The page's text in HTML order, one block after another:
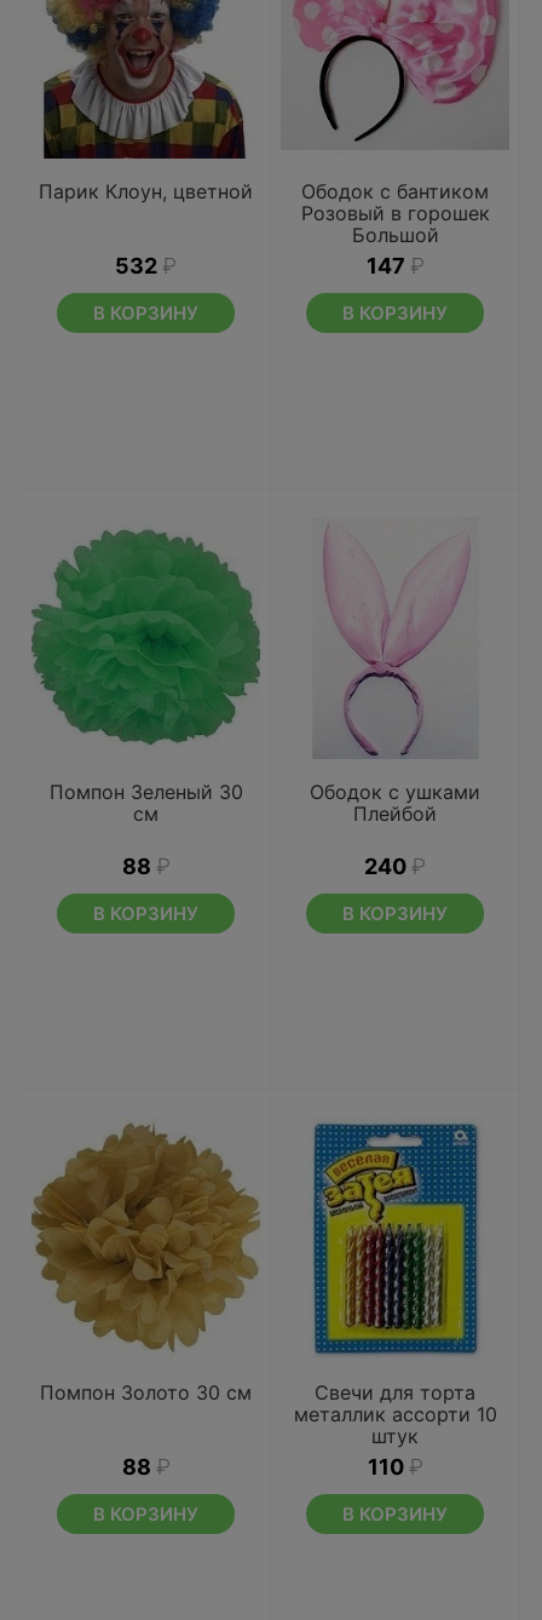
Парик Клоун, цветной
532 ₽
В КОРЗИНУ
Ободок с бантиком
Розовый в горошек
Большой
147 ₽
В КОРЗИНУ
Помпон Зеленый 30
см
88 ₽
В КОРЗИНУ
Ободок с ушками
Плейбой
240 ₽
В КОРЗИНУ
Помпон Золото 30 см
88 ₽
В КОРЗИНУ
Свечи для торта
металлик ассорти 10
штук
110 ₽
В КОРЗИНУ